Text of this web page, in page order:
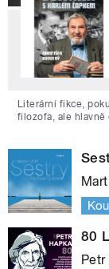
Literární fikce,
filozofa, ale hlavně
80
Petr